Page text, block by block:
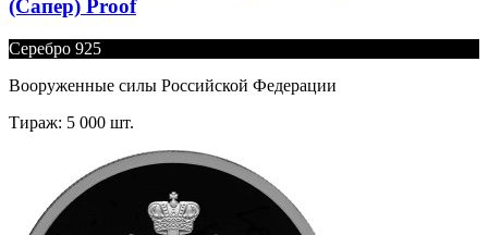
(Сапер) Proof
Серебро 925
Вооруженные силы Российской Федерации
Тираж: 5 000 шт.